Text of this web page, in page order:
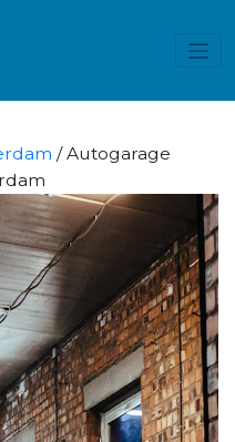
/ Autogarage